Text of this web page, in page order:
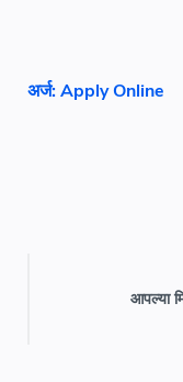
अर्ज: Apply Online
आपल्या